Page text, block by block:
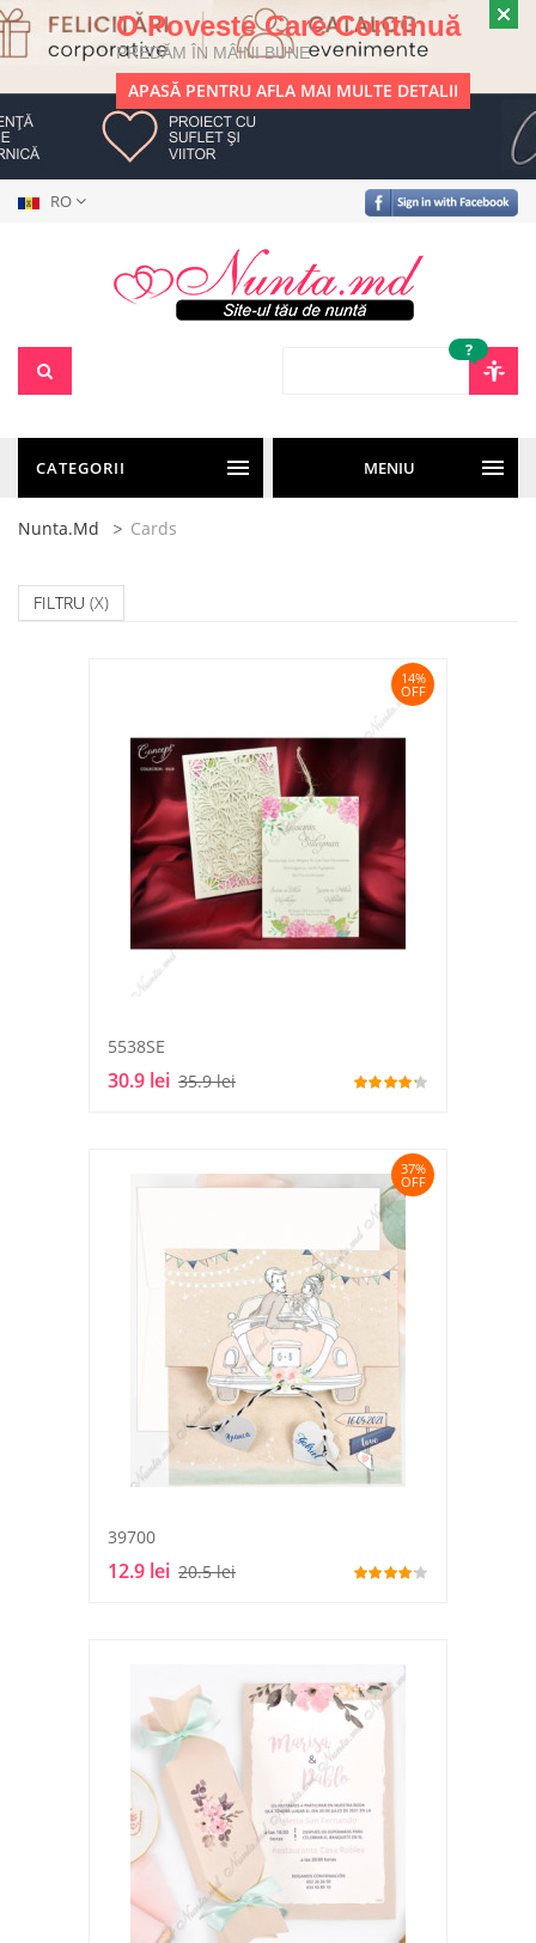
O Poveste Care Continuă
PREDĂM ÎN MÂINI BUNE
APASĂ PENTRU AFLA MAI MULTE DETALII
RO
?
CATEGORII MENIU
Nunta.md Cards
FILTRU (X)
14%
OFF
5538SE
30.9 lei 35.9 lei
37%
OFF
39700
12.9 lei 20.5 lei